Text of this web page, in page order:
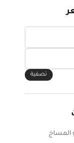
تصفية
المساج